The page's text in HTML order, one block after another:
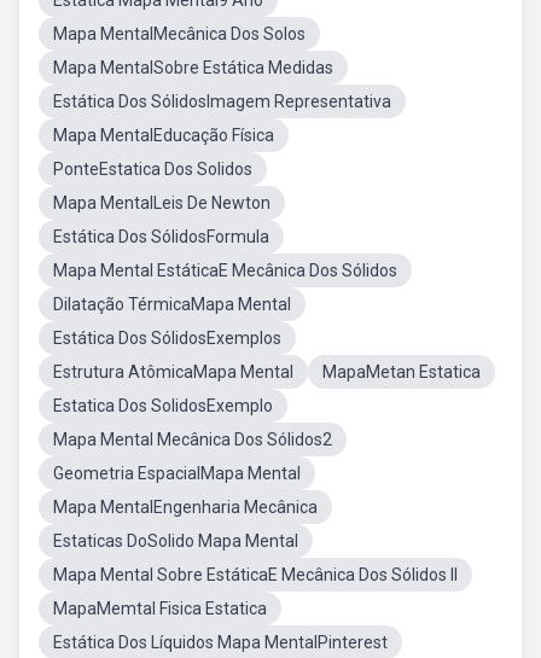
Mapa MentalMecânica Dos Solos
Mapa MentalSobre Estática Medidas
Estática Dos SólidosImagem Representativa
Mapa MentalEducação Física
PonteEstatica Dos Solidos
Mapa MentalLeis De Newton
Estática Dos SólidosFormula
Mapa Mental EstáticaE Mecânica Dos Sólidos
Dilatação TérmicaMapa Mental
Estática Dos SólidosExemplos
Estrutura AtômicaMapa Mental
MapaMetan Estatica
Estatica Dos SolidosExemplo
Mapa Mental Mecânica Dos Sólidos2
Geometria EspacialMapa Mental
Mapa MentalEngenharia Mecânica
Estaticas DoSolido Mapa Mental
Mapa Mental Sobre EstáticaE Mecânica Dos Sólidos II
MapaMemtal Fisica Estatica
Estática Dos Líquidos Mapa MentalPinterest